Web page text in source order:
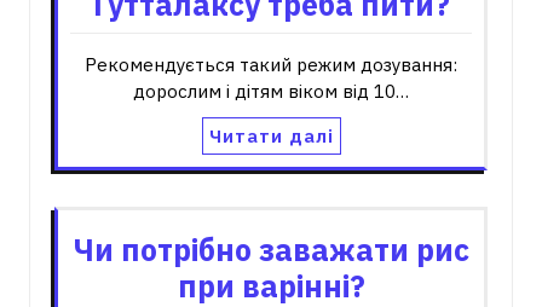
Рекомендується такий режим дозування:
дорослим і дітям віком від 10…
Читати далі
Чи потрібно заважати рис
при варінні?